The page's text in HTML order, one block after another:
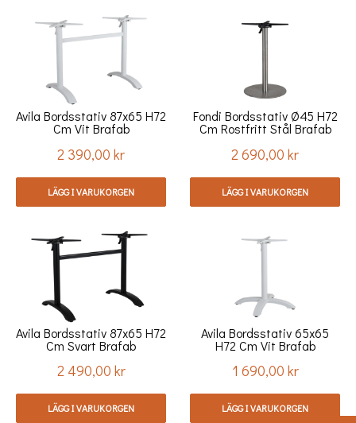
Avila Bordsstativ 87x65 H72
Cm Vit Brafab
Pris
2 390,00 kr
LÄGG I VARUKORGEN
Fondi Bordsstativ Ø45 H72
Cm Rostfritt Stål Brafab
Pris
2 690,00 kr
LÄGG I VARUKORGEN
Avila Bordsstativ 87x65 H72
Cm Svart Brafab
Pris
2 490,00 kr
LÄGG I VARUKORGEN
Avila Bordsstativ 65x65
H72 Cm Vit Brafab
Pris
1 690,00 kr
LÄGG I VARUKORGEN